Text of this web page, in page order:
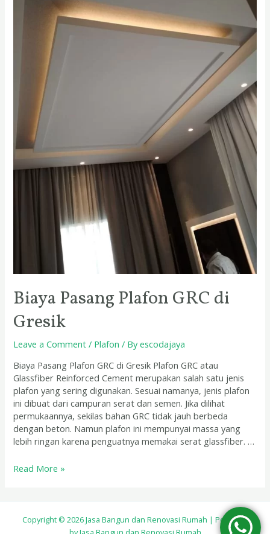
Biaya Pasang Plafon GRC di
Gresik
Leave a Comment / Plafon / Byescodajaya
Biaya Pasang Plafon GRC di Gresik Plafon GRC atau
Glassfiber Reinforced Cement merupakan salah satu jenis
plafon yang sering digunakan. Sesuai namanya, jenis plafon
ini dibuat dari campuran serat dan semen. Jika dilihat
permukaannya, sekilas bahan GRC tidak jauh berbeda
dengan beton. Namun plafon ini mempunyai massa yang
lebih ringan karena penguatnya memakai serat glassfiber. …
Read More »
Copyright © 2026 Jasa Bangun dan Renovasi Rumah | Powered